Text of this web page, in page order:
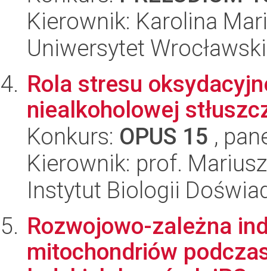
Kierownik: Karolina
Uniwersytet
Rola stresu
niealkoholowej
Konkurs: OPUS 15 ,
Kierownik: prof.
Instytut Biologii
Rozwojowo-zależna
mitochondriów